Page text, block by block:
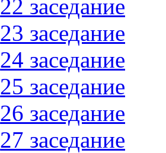
22 заседание
23 заседание
24 заседание
25 заседание
26 заседание
27 заседание